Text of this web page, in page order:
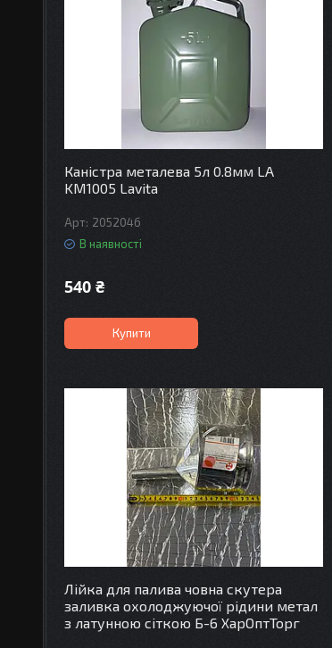
Каністра металева 5л 0.8мм LA
KM1005 Lavita
205204б
В наявності
540 ₴
Купити
Лійка для палива човна скутера
заливка охолоджуючої рідини метал
з латунною сіткою Б-6 ХарОптТорг